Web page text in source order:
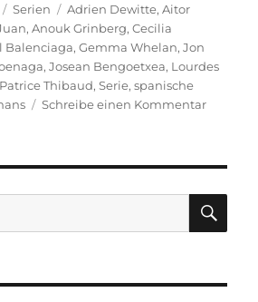
Kategorien
Serien Schlagwörter
Adrien Dewitte,Aitor
,Anouk Grinberg,Cecilia
Balenciaga,Gemma Whelan,Jon
,Josean Bengoetxea, Lourdes
Patrice Thibaud,Serie,spanische
Schreibe einen Kommentarzu